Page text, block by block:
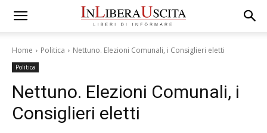
Home Politica Nettuno. Elezioni Comunali, i Consiglieri eletti
Politica
Nettuno. Elezioni Comunali, i
Consiglieri eletti